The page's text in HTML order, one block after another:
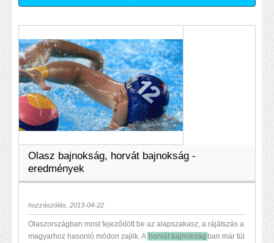
Olasz bajnokság, horvát bajnokság -
eredmények
hozzászólás, 2013-04-22
Olaszországban most fejeződött be az alapszakasz, a rájátszás a
magyarhoz hasonló módon zajlik. A horvát bajnokság ban már túl